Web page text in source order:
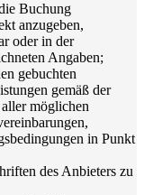
Buchung
anzugeben,
oder in der
Angaben;
gebuchten
gemäß der
möglichen
in Punkt
des Anbieters zu